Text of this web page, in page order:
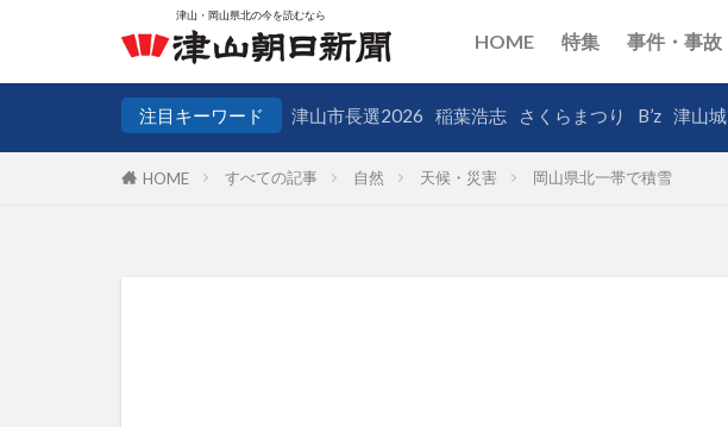
HOME 特集 事件・事故
注目キーワード 津山市長選2026 稲葉浩志 さくらまつり B’z 津山城
HOME すべての記事 自然 天候・災害 岡山県北一帯で積雪